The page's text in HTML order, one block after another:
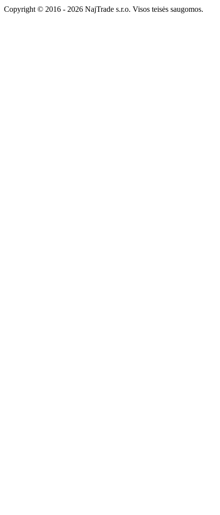
Copyright © 2016 - 2026 NajTrade s.r.o. Visos teisės saugomos.